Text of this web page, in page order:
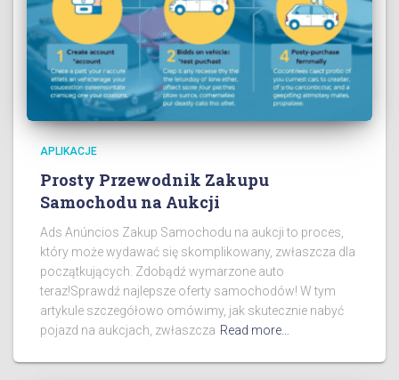
APLIKACJE
Prosty Przewodnik Zakupu
Samochodu na Aukcji
Ads Anúncios Zakup Samochodu na aukcji to proces,
który może wydawać się skomplikowany, zwłaszcza dla
początkujących. Zdobądź wymarzone auto
teraz!Sprawdź najlepsze oferty samochodów! W tym
artykule szczegółowo omówimy, jak skutecznie nabyć
pojazd na aukcjach, zwłaszcza Read more…